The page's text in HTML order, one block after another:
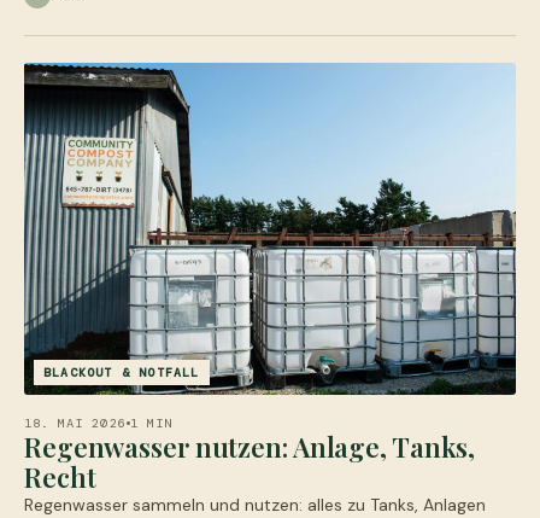
BLACKOUT & NOTFALL
18. MAI 2026 1 MIN
Regenwasser nutzen: Anlage, Tanks,
Recht
Regenwasser sammeln und nutzen: alles zu Tanks, Anlagen